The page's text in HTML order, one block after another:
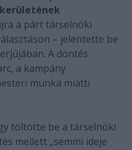
a párt társelnöki
– jelentette be
A döntés
a kampány
munka miatti
töltötte be a társelnöki
mellett „semmi ideje